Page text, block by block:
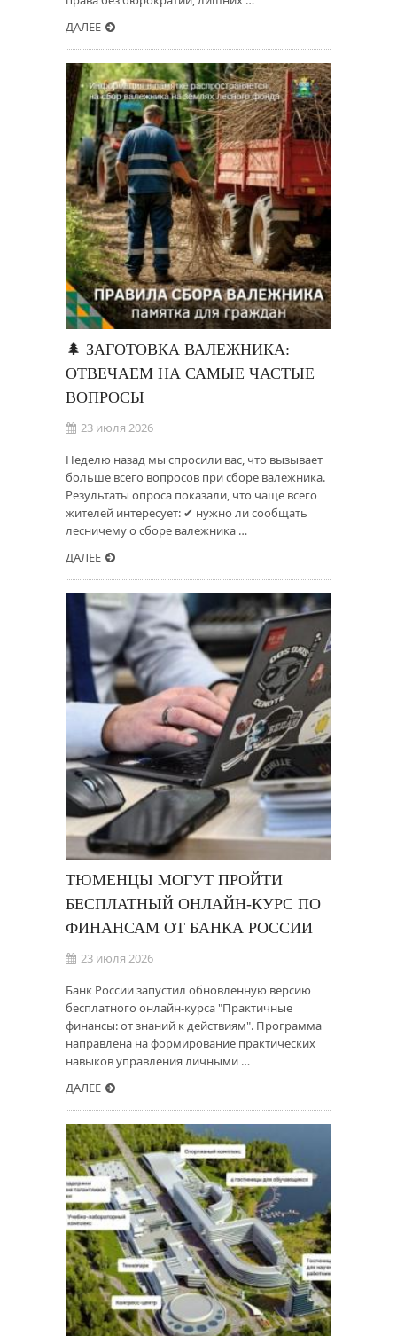
ДАЛЕЕ
🌲 ЗАГОТОВКА ВАЛЕЖНИКА:
ОТВЕЧАЕМ НА САМЫЕ ЧАСТЫЕ
ВОПРОСЫ
23 июля 2026
Неделю назад мы спросили вас, что вызывает
больше всего вопросов при сборе валежника.
Результаты опроса показали, что чаще всего
жителей интересует: ✔ нужно ли сообщать
лесничему о сборе валежника …
ДАЛЕЕ
ТЮМЕНЦЫ МОГУТ ПРОЙТИ
БЕСПЛАТНЫЙ ОНЛАЙН-КУРС ПО
ФИНАНСАМ ОТ БАНКА РОССИИ
23 июля 2026
Банк России запустил обновленную версию
бесплатного онлайн-курса "Практичные
финансы: от знаний к действиям". Программа
направлена на формирование практических
навыков управления личными …
ДАЛЕЕ